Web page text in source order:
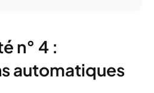
n° 4 :
automatiques